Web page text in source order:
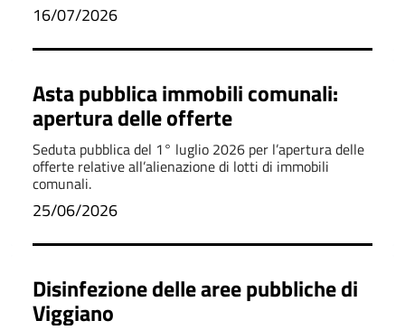
16/07/2026
Asta pubblica immobili comunali:
apertura delle offerte
Seduta pubblica del 1° luglio 2026 per l’apertura delle
offerte relative all’alienazione di lotti di immobili
comunali.
25/06/2026
Disinfezione delle aree pubbliche di
Viggiano